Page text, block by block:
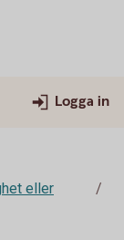
Logga in
eller